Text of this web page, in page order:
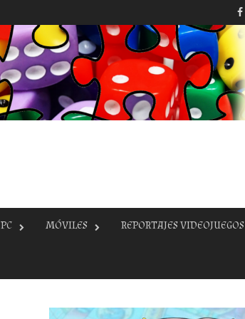
PC MÓVILES REPORTAJES VIDEOJUEGOS